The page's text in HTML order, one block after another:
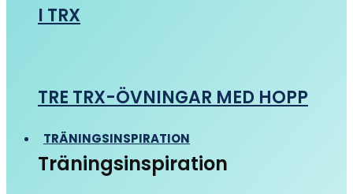
I TRX
TRE TRX-ÖVNINGAR MED HOPP
TRÄNINGSINSPIRATION
Träningsinspiration